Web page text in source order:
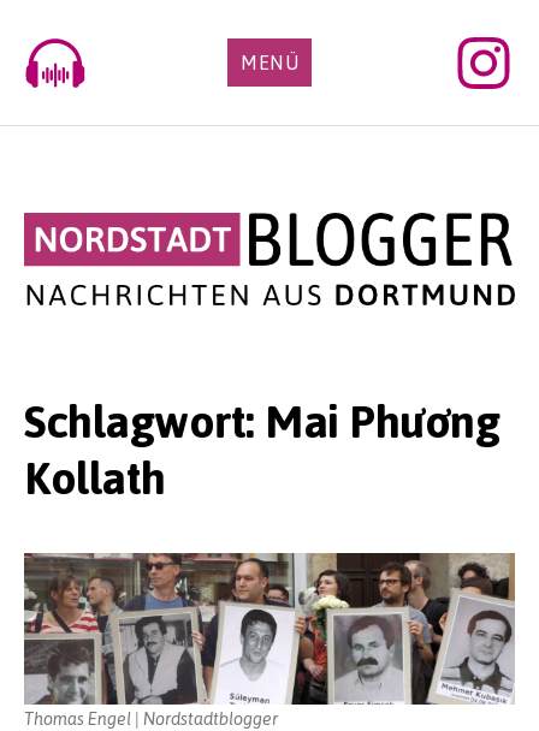
content
MENÜ
Schlagwort: Mai Phương
Kollath
Thomas Engel | Nordstadtblogger